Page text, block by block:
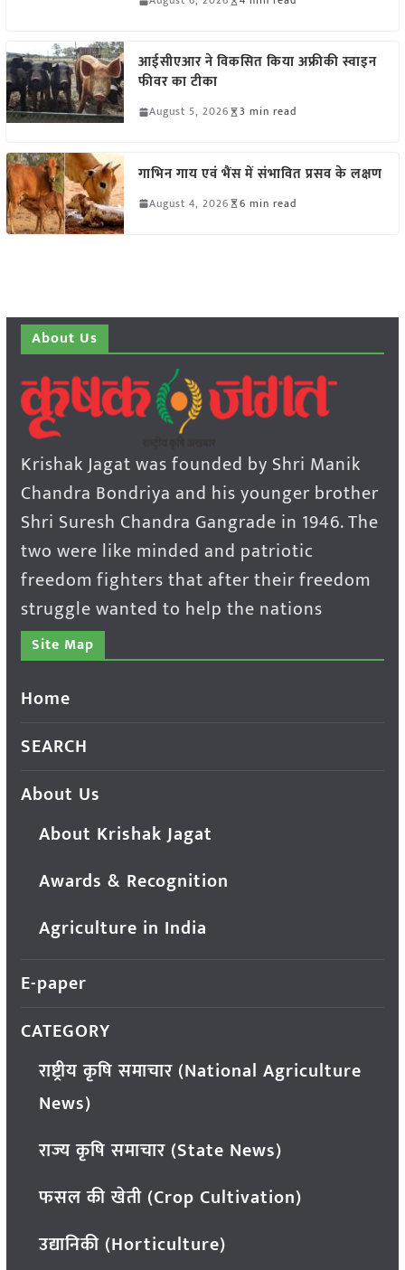
आईसीएआर ने विकसित किया अफ्रीकी स्वाइन
फीवर का टीका
August 5, 2026 3 min read
गाभिन गाय एवं भैंस में संभावित प्रसव के लक्षण
August 4, 2026 6 min read
About Us
Krishak Jagat was founded by Shri Manik
Chandra Bondriya and his younger brother
Shri Suresh Chandra Gangrade in 1946. The
two were like minded and patriotic
freedom fighters that after their freedom
struggle wanted to help the nations
Site Map
Home
SEARCH
About Us
About Krishak Jagat
Awards & Recognition
Agriculture in India
E-paper
CATEGORY
राष्ट्रीय कृषि समाचार (National Agriculture
News)
राज्य कृषि समाचार (State News)
फसल की खेती (Crop Cultivation)
उद्यानिकी (Horticulture)